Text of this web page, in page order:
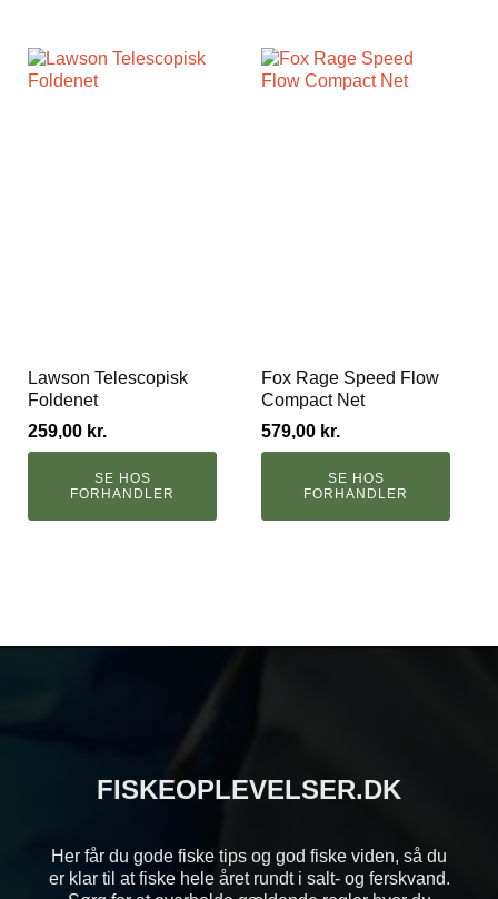
Lawson Telescopisk
Foldenet
259,00 kr.
SE HOS
FORHANDLER
Fox Rage Speed Flow
Compact Net
579,00 kr.
SE HOS
FORHANDLER
FISKEOPLEVELSER.DK
Her får du gode fiske tips og god fiske viden, så du
er klar til at fiske hele året rundt i salt- og ferskvand.